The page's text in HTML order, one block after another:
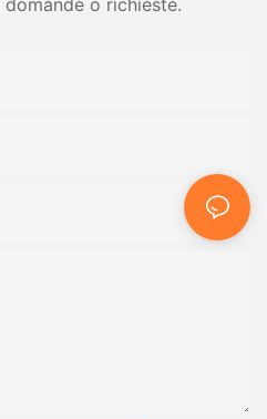
o richieste.